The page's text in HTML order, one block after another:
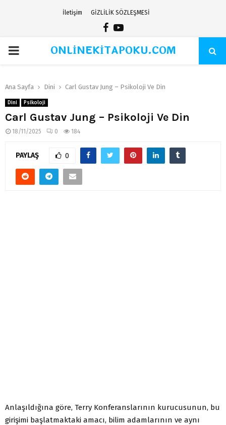
İletişim GİZLİLİK SÖZLEŞMESİ
Facebook
Youtube
PRIMARYONLİNEKİTAPOKU.COM
Ana Sayfa Dini Carl Gustav Jung – Psikoloji Ve Din
Dini Psikoloji
Carl Gustav Jung – Psikoloji Ve Din
18/11/2025 0 184
PAYLAŞ 0
Anlaşıldığına göre, Terry Konferanslarının kurucusunun, bu
girişimi başlatmaktaki amacı, bilim adamlarının ve aynı